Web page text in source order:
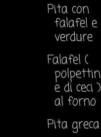
Pita con
falafel e
verdure
Falafel (
polpettin
e di ceci )
al forno
Pita greca